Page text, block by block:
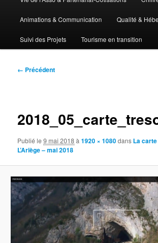
Animations & Communication Qualité &
Suivi des Projets Tourisme en transition
Navigation
← Précédent
Publié le9 mai 2018 à1920 × 1080dans La
L’Ariège – mai 2018